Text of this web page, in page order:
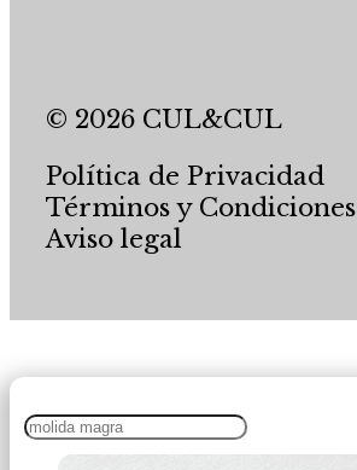
© 2026 CUL&CUL
Política de Privacidad
Términos y Condiciones
Aviso legal